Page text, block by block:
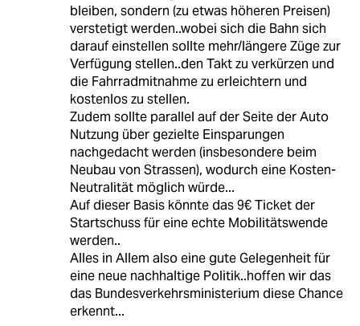
bleiben, sondern (zu etwas höheren Preisen)
verstetigt werden..wobei sich die Bahn sich
darauf einstellen sollte mehr/längere Züge zur
Verfügung stellen..den Takt zu verkürzen und
die Fahrradmitnahme zu erleichtern und
kostenlos zu stellen.
Zudem sollte parallel auf der Seite der Auto
Nutzung über gezielte Einsparungen
nachgedacht werden (insbesondere beim
Neubau von Strassen), wodurch eine Kosten-
Neutralität möglich würde...
Auf dieser Basis könnte das 9€ Ticket der
Startschuss für eine echte Mobilitätswende
werden..
Alles in Allem also eine gute Gelegenheit für
eine neue nachhaltige Politik..hoffen wir das
das Bundesverkehrsministerium diese Chance
erkennt...